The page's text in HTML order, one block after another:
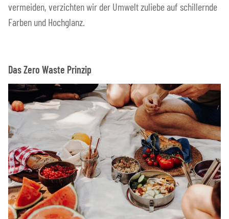
vermeiden, verzichten wir der Umwelt zuliebe auf schillernde
Farben und Hochglanz.
Das Zero Waste Prinzip